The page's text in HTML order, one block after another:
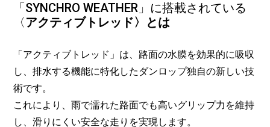
「SYNCHRO WEATHER」に搭載されている
〈アクティブトレッド〉とは
「アクティブトレッド」は、路面の水膜を効果的に吸収
し、排水する機能に特化したダンロップ独自の新しい技
術です。
これにより、雨で濡れた路面でも高いグリップ力を維持
し、滑りにくい安全な走りを実現します。